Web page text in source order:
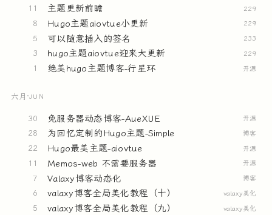
11 主题更新前瞻 229
8 Hugo主题aiovtue小更新 229
5 可以随意插入的签名 233
3 hugo主题aiovtue迎来大更新 229
1 绝美hugo主题博客-行星环 开源
六月 ·JUN
30 免服务器动态博客-AueXUE 开源
28 为回忆定制的Hugo主题-Simple 博客
22 Hugo最美主题-aiovtue 开源
11 Memos-web 不需要服务器 开源
7 Valaxy博客动态化 博客
6 valaxy博客全局美化教程（十） valaxy美化
5 valaxy博客全局美化教程（九） valaxy美化